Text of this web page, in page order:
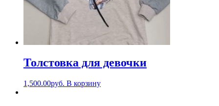
Толстовка для девочки
1,500.00руб. В корзину